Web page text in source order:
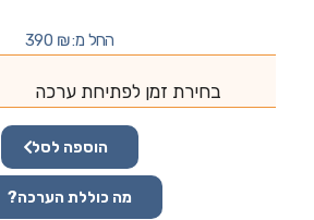
החל מ: 390 ₪
בחירת זמן לפתיחת ערכה
הוספה לסל
מה כוללת הערכה?